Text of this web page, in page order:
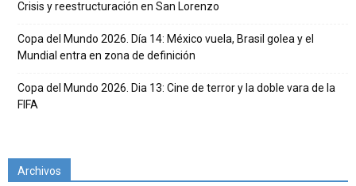
Crisis y reestructuración en San Lorenzo
Copa del Mundo 2026. Día 14: México vuela, Brasil golea y el
Mundial entra en zona de definición
Copa del Mundo 2026. Dia 13: Cine de terror y la doble vara de la
FIFA
Archivos